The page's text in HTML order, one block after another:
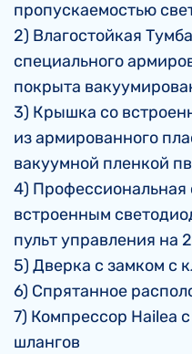
пропускаемостью
2) Влагостойкая
специального
покрыта
3) Крышка со
из армированного
вакуумной пленкой
4) Профессиональная
встроенным
пульт управления на
5) Дверка с замком с
6) Спрятанное
7) Компрессор Hаilea
шлангов